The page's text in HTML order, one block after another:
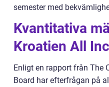
semester med
Kvantitativa
Kroatien All
Enligt en rapport från The
Board har efterfrågan på